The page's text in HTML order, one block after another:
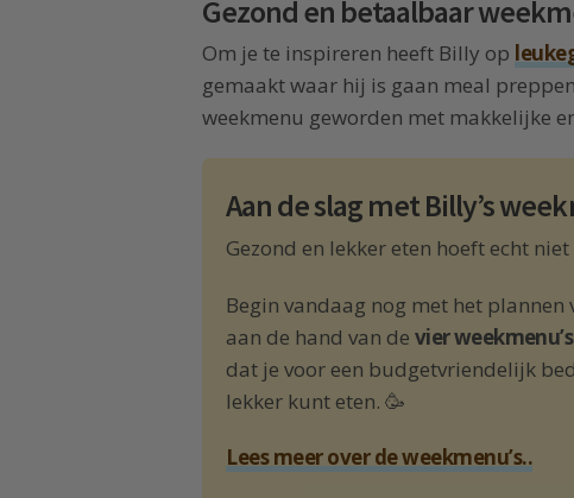
Gezond en betaalbaar
Om je te inspireren heeft Billy op
gemaakt waar hij is gaan meal
weekmenu geworden met makkelijke
Aan de slag met Billy’s
Gezond en lekker eten hoeft echt
Begin vandaag nog met het
aan de hand van de vier weekmenu’s
dat je voor een budgetvriendelijk
lekker kunt eten. 🥳
Lees meer over de weekmenu’s..